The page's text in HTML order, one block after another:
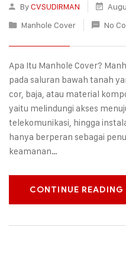
ByCVSUDIRMAN
Manhole Cover
No
Apa Itu Manhole Cover?
pada saluran bawah tanah
cor, baja, atau material
yaitu melindungi akses
telekomunikasi, hingga
hanya berperan sebagai
keamanan…
CONTINUE READING